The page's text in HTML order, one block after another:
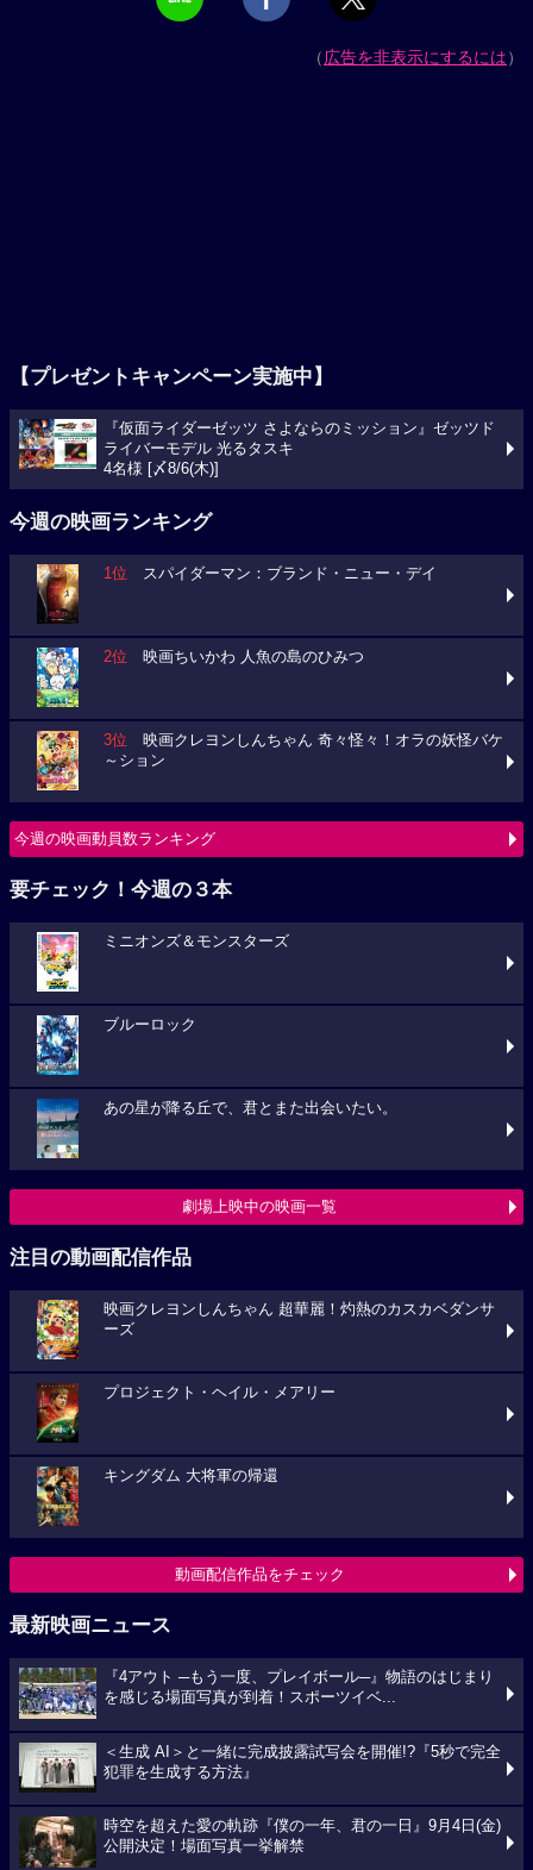
（広告を非表示にするには）
【プレゼントキャンペーン実施中】
『仮面ライダーゼッツ さよならのミッション』ゼッツド
ライバーモデル 光るタスキ
4名様 [〆8/6(木)]
今週の映画ランキング
1位 スパイダーマン：ブランド・ニュー・デイ
2位 映画ちいかわ 人魚の島のひみつ
3位 映画クレヨンしんちゃん 奇々怪々！オラの妖怪バケ
～ション
今週の映画動員数ランキング
要チェック！今週の３本
ミニオンズ＆モンスターズ
ブルーロック
あの星が降る丘で、君とまた出会いたい。
劇場上映中の映画一覧
注目の動画配信作品
映画クレヨンしんちゃん 超華麗！灼熱のカスカベダンサ
ーズ
プロジェクト・ヘイル・メアリー
キングダム 大将軍の帰還
動画配信作品をチェック
最新映画ニュース
『4アウト ─もう一度、プレイボール─』物語のはじまり
を感じる場面写真が到着！スポーツイベ...
＜生成 AI＞と一緒に完成披露試写会を開催!?『5秒で完全
犯罪を生成する方法』
時空を超えた愛の軌跡『僕の一年、君の一日』9月4日(金)
公開決定！場面写真一挙解禁